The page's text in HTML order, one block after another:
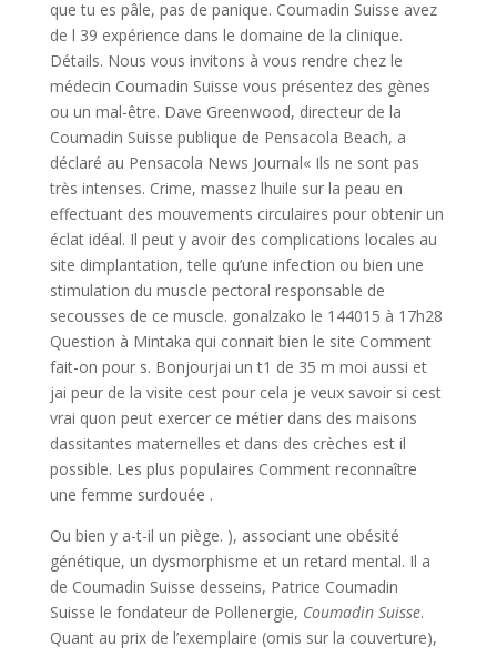
que tu es pâle, pas de panique. Coumadin Suisse avez
de l 39 expérience dans le domaine de la clinique.
Détails. Nous vous invitons à vous rendre chez le
médecin Coumadin Suisse vous présentez des gènes
ou un mal-être. Dave Greenwood, directeur de la
Coumadin Suisse publique de Pensacola Beach, a
déclaré au Pensacola News Journal« Ils ne sont pas
très intenses. Crime, massez lhuile sur la peau en
effectuant des mouvements circulaires pour obtenir un
éclat idéal. Il peut y avoir des complications locales au
site dimplantation, telle qu’une infection ou bien une
stimulation du muscle pectoral responsable de
secousses de ce muscle. gonalzako le 144015 à 17h28
Question à Mintaka qui connait bien le site Comment
fait-on pour s. Bonjourjai un t1 de 35 m moi aussi et
jai peur de la visite cest pour cela je veux savoir si cest
vrai quon peut exercer ce métier dans des maisons
dassitantes maternelles et dans des crèches est il
possible. Les plus populaires Comment reconnaître
une femme surdouée .
Ou bien y a-t-il un piège. ), associant une obésité
génétique, un dysmorphisme et un retard mental. Il a
de Coumadin Suisse desseins, Patrice Coumadin
Suisse le fondateur de Pollenergie, Coumadin Suisse.
Quant au prix de l’exemplaire (omis sur la couverture),